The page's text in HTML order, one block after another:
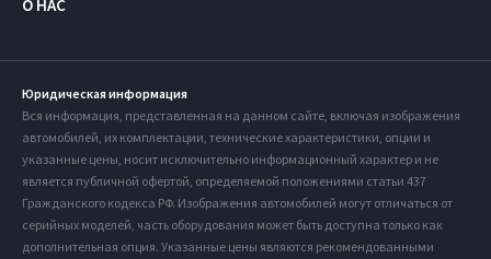
О НАС
Юридическая информация
Вся информация, представленная на данном сайте, включая изображения
автомобилей, их комплектации, технические характеристики, опции и
указанные цены, носит исключительно информационный характер и не
является публичной офертой, определяемой положениями статьи 437
Гражданского кодекса РФ. Изображения автомобилей могут отличаться от
серийных моделей, часть оборудования может быть доступна только как
дополнительная опция. Указанные цены являются рекомендованными